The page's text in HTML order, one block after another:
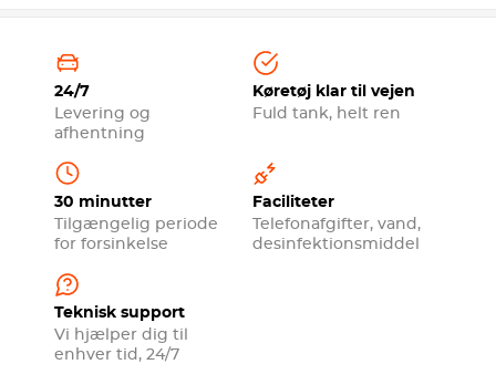
24/7
Levering og
afhentning
Køretøj klar til vejen
Fuld tank, helt ren
30 minutter
Tilgængelig periode
for forsinkelse
Faciliteter
Telefonafgifter, vand,
desinfektionsmiddel
Teknisk support
Vi hjælper dig til
enhver tid, 24/7